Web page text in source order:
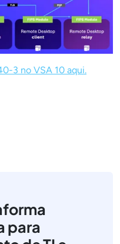
3 no VSA 10 aqui.
para